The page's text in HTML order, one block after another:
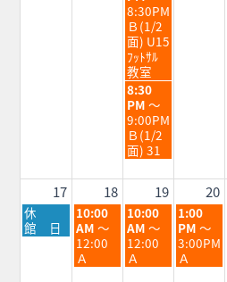
日,
8
月
12th
2026
8:30PM
Ｂ(1/2
面) U15
ﾌｯﾄｻﾙ
教室
水
曜
日,
8
月
12th
2026
8:30
PM ～
9:00PM
Ｂ(1/2
面) 31
17 18 19 20
月
曜
日,
休
館 日
火
曜
日,
8
月
10:00
AM ～
12:00
Ａ
水
曜
日,
8
月
10:00
AM ～
12:00
Ａ
木
曜
日,
8
月
1:00
PM ～
3:00PM
Ａ